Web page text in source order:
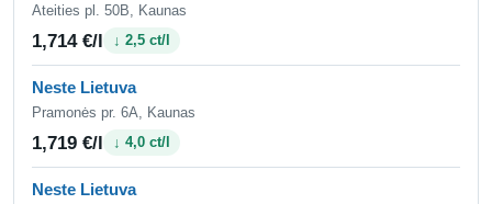
Ateities pl. 50B, Kaunas
1,714 €/l ↓ 2,5 ct/l
Neste Lietuva
Pramonės pr. 6A, Kaunas
1,719 €/l ↓ 4,0 ct/l
Neste Lietuva